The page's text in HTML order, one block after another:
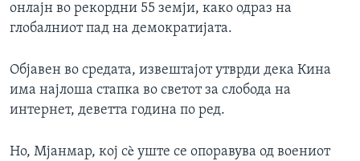
онлајн во рекордни 55 земји, како одраз на
глобалниот пад на демократијата.
Објавен во средата, извештајот утврди дека Кина
има најлоша стапка во светот за слобода на
интернет, деветта година по ред.
Но, Мјанмар, кој сè уште се опоравува од воениот